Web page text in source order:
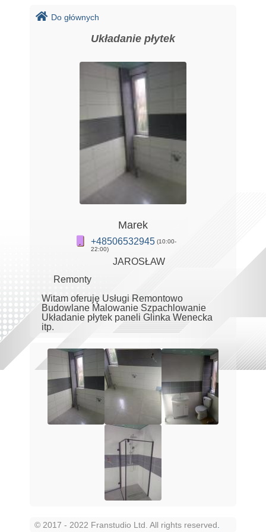
Do głównych
Układanie płytek
Marek
+48506532945 (10:00-
22:00)
JAROSŁAW
Remonty
Witam oferuję Usługi Remontowo
Budowlane Malowanie Szpachlowanie
Układanie płytek paneli Glinka Wenecka
itp.
© 2017 - 2022 Franstudio Ltd. All rights reserved